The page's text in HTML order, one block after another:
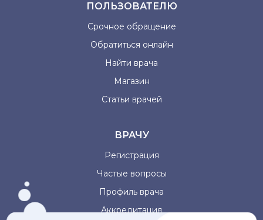
ПОЛЬЗОВАТЕЛЮ
Срочное обращение
Обратиться онлайн
Найти врача
Магазин
Статьи врачей
ВРАЧУ
Регистрация
Частые вопросы
Профиль врача
Аккредитация